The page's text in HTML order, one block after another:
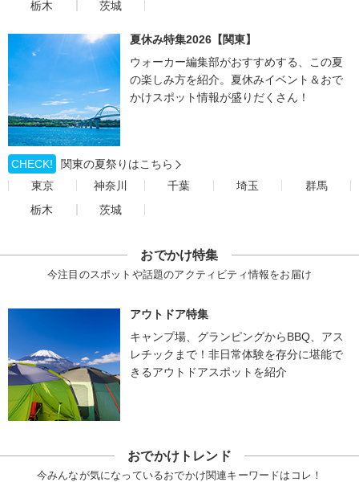
栃木
茨城
夏休み特集2026【関東】
ウォーカー編集部がおすすめする、この夏
の楽しみ方を紹介。夏休みイベント＆おで
かけスポット情報が盛りだくさん！
CHECK!
関東の夏祭りはこちら
東京
神奈川 千葉 埼玉
群馬
栃木
茨城
おでかけ特集
今注目のスポットや話題のアクティビティ情報をお届け
アウトドア特集
キャンプ場、グランピングからBBQ、アス
レチックまで！非日常体験を存分に堪能で
きるアウトドアスポットを紹介
おでかけトレンド
今みんなが気になっているおでかけ関連キーワードはコレ！